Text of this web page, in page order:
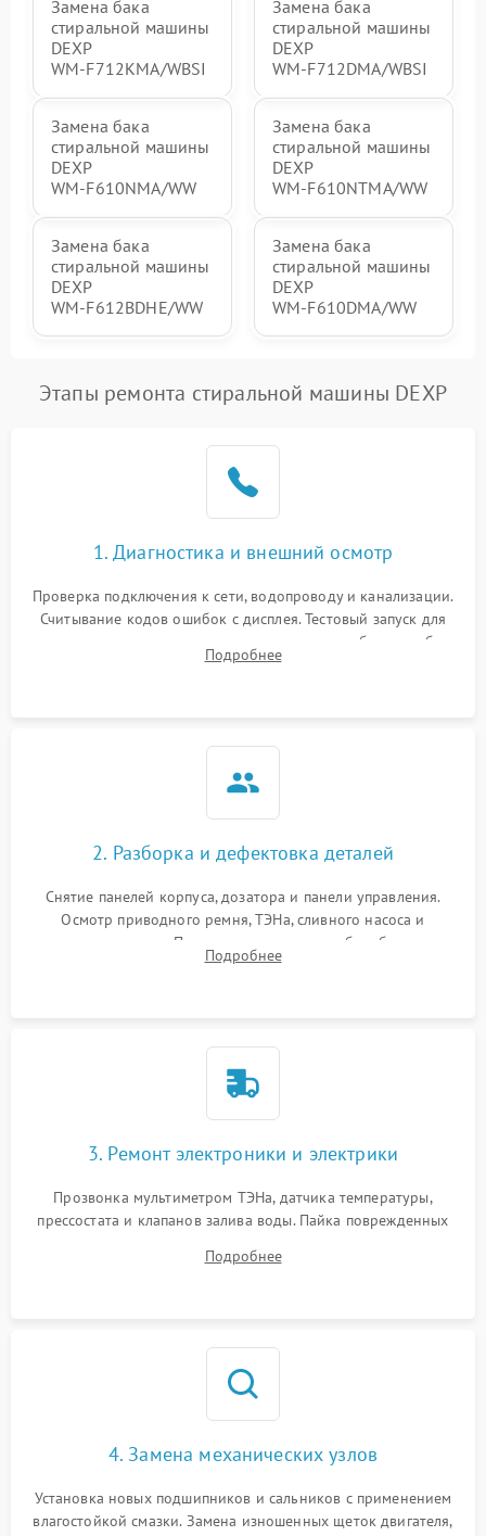
Замена бака
стиральной машины
DEXP
WM‑F712KMA/WBSI
Замена бака
стиральной машины
DEXP
WM‑F712DMA/WBSI
Замена бака
стиральной машины
DEXP
WM‑F610NMA/WW
Замена бака
стиральной машины
DEXP
WM‑F610NTMA/WW
Замена бака
стиральной машины
DEXP
WM‑F612BDHE/WW
Замена бака
стиральной машины
DEXP
WM‑F610DMA/WW
Этапы ремонта стиральной машины DEXP
1. Диагностика и внешний осмотр
Проверка подключения к сети, водопроводу и канализации.
Считывание кодов ошибок с дисплея. Тестовый запуск для
выявления посторонних шумов, протечек или сбоев в работе
электронного модуля управления.
Подробнее
2. Разборка и дефектовка деталей
Снятие панелей корпуса, дозатора и панели управления.
Осмотр приводного ремня, ТЭНа, сливного насоса и
амортизаторов. Проверка подшипников барабана и
крестовины на износ, а манжеты люка на разрывы.
Подробнее
3. Ремонт электроники и электрики
Прозвонка мультиметром ТЭНа, датчика температуры,
прессостата и клапанов залива воды. Пайка поврежденных
Восстановление целостности проводки и контактов.
Подробнее
4. Замена механических узлов
Установка новых подшипников и сальников с применением
влагостойкой смазки. Замена изношенных щеток двигателя,